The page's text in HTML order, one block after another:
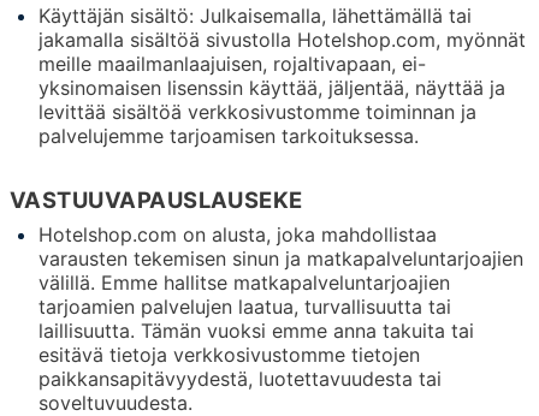
Käyttäjän sisältö: Julkaisemalla, lähettämällä tai
jakamalla sisältöä sivustolla Hotelshop.com, myönnät
meille maailmanlaajuisen, rojaltivapaan, ei-
yksinomaisen lisenssin käyttää, jäljentää, näyttää ja
levittää sisältöä verkkosivustomme toiminnan ja
palvelujemme tarjoamisen tarkoituksessa.
VASTUUVAPAUSLAUSEKE
Hotelshop.com on alusta, joka mahdollistaa
varausten tekemisen sinun ja matkapalveluntarjoajien
välillä. Emme hallitse matkapalveluntarjoajien
tarjoamien palvelujen laatua, turvallisuutta tai
laillisuutta. Tämän vuoksi emme anna takuita tai
esitävä tietoja verkkosivustomme tietojen
paikkansapitävyydestä, luotettavuudesta tai
soveltuvuudesta.